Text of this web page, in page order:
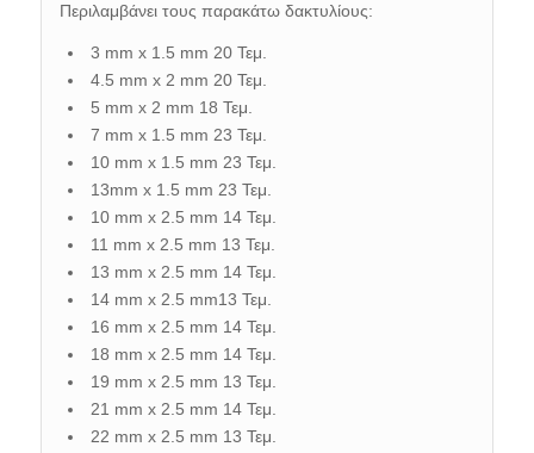
Περιλαμβάνει τους παρακάτω δακτυλίους:
3 mm x 1.5 mm 20 Τεμ.
4.5 mm x 2 mm 20 Τεμ.
5 mm x 2 mm 18 Τεμ.
7 mm x 1.5 mm 23 Τεμ.
10 mm x 1.5 mm 23 Τεμ.
13mm x 1.5 mm 23 Τεμ.
10 mm x 2.5 mm 14 Τεμ.
11 mm x 2.5 mm 13 Τεμ.
13 mm x 2.5 mm 14 Τεμ.
14 mm x 2.5 mm13 Τεμ.
16 mm x 2.5 mm 14 Τεμ.
18 mm x 2.5 mm 14 Τεμ.
19 mm x 2.5 mm 13 Τεμ.
21 mm x 2.5 mm 14 Τεμ.
22 mm x 2.5 mm 13 Τεμ.